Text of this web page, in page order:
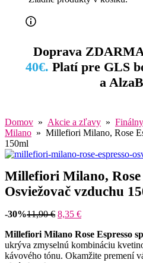
Doprava
40€. Platí pre GLS
a
Domov » Akcie a zľavy »
Milano » Millefiori Milano, Rose
150ml
Millefiori Milano, Rose
Osviežovač vzduchu
-30%11,90€ 8,35 €
Millefiori Milano Rose Espresso
ukrýva zmyselnú kombináciu
kávového tónu. Okamžite premení